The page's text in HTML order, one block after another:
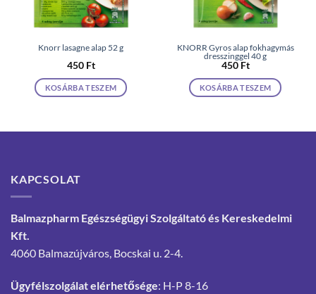
Knorr lasagne alap 52 g
450 Ft
KOSÁRBA TESZEM
KNORR Gyros alap fokhagymás
dresszinggel 40 g
450 Ft
KOSÁRBA TESZEM
KAPCSOLAT
Balmazpharm Egészségügyi Szolgáltató és Kereskedelmi
Kft.
4060 Balmazújváros, Bocskai u. 2-4.
Ügyfélszolgálat elérhetősége: H-P 8-16